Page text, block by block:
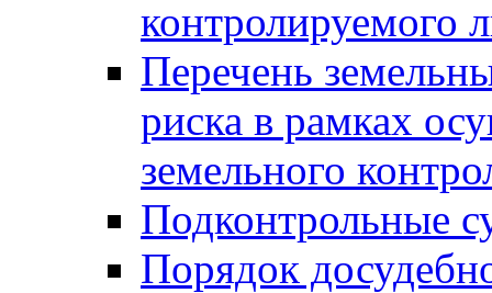
контролируемого
Перечень
риска в рамках
земельного
Подконтрольные
Порядок